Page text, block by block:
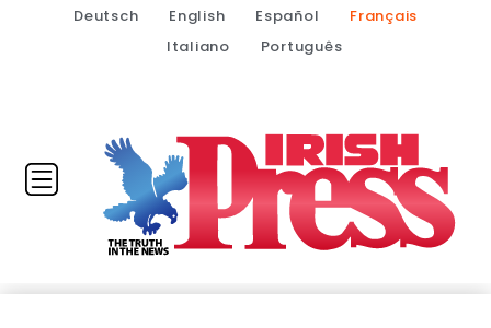
Deutsch English Español
Français
Italiano
Português